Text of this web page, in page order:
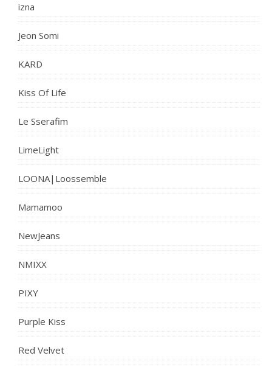
izna
Jeon Somi
KARD
Kiss Of Life
Le Sserafim
LimeLight
LOONA|Loossemble
Mamamoo
NewJeans
NMIXX
PIXY
Purple Kiss
Red Velvet